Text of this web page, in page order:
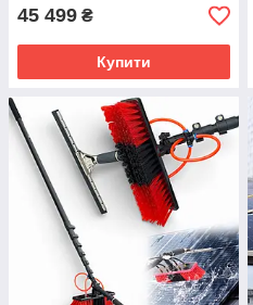
45 499 ₴
Купити